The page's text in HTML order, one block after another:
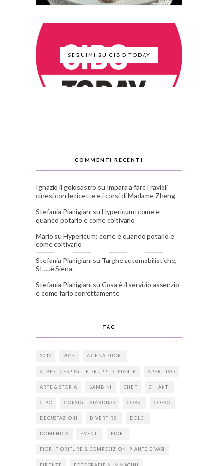
SEGUIMI SU CIBO TODAY
COMMENTI RECENTI
Ignazio il golosastro su Impara a fare i ravioli
cinesi con le ricette e i corsi di Madame Zheng
Stefania Pianigiani su Hypericum: come e
quando potarlo e come coltivarlo
Mario su Hypericum: come e quando potarlo e
come coltivarlo
Stefania Pianigiani su Targhe automobilistiche,
SI…..è Siena!
Stefania Pianigiani su Cosa è il servizio assenzio
e come farlo correttamente
TAG
2012 2013 A CENA FUORI
ALBERI CESPUGLI E GRUPPI DI PIANTE APERITIVO
ARTE & STORIA BAMBINI CHEF CHIANTI
CIBO CONSIGLI GIARDINO CORSI CORSO
DEGUSTAZIONI DIVERTIRSI DOLCI
DOMENICA EVENTI FIORI
FIORI FIORITURE & COMPOSIZIONI PIANTE E VASI
FIRENZE FOTOGRAFIE & IMMAGINI